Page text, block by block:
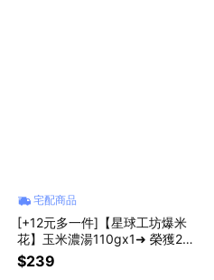
宅配商品
[+12元多一件]【星球工坊爆米
花】玉米濃湯110gx1➜ 榮獲202
4比利時國際風味暨品質評鑑二
星獎章
$239